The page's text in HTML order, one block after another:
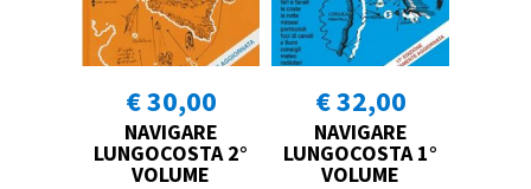
€ 30,00
NAVIGARE
LUNGOCOSTA 2°
VOLUME
€ 32,00
NAVIGARE
LUNGOCOSTA 1°
VOLUME